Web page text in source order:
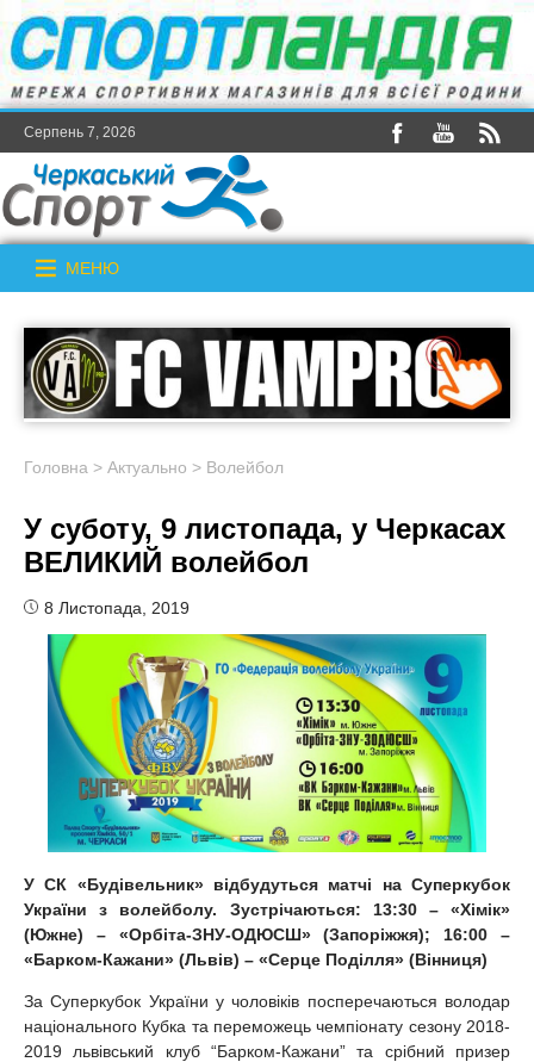
Серпень 7, 2026
МЕНЮ
Головна > Актуально > Волейбол
У суботу, 9 листопада, у Черкасах
ВЕЛИКИЙ волейбол
8 Листопада, 2019
У СК «Будівельник» відбудуться матчі на Суперкубок
України
з волейболу. Зустрічаються: 13:30 – «Хімік»
(Южне) – «Орбіта-ЗНУ-ОДЮСШ» (Запоріжжя); 16:00 –
«Барком-Кажани» (Львів) – «Серце Поділля» (Вінниця)
За Суперкубок України у чоловіків посперечаються володар
національного Кубка та переможець чемпіонату сезону 2018-
2019 львівський клуб “Барком-Кажани” та срібний призер